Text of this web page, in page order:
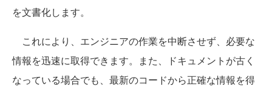
を文書化します。
これにより、エンジニアの作業を中断させず、必要な
情報を迅速に取得できます。また、ドキュメントが古く
なっている場合でも、最新のコードから正確な情報を得